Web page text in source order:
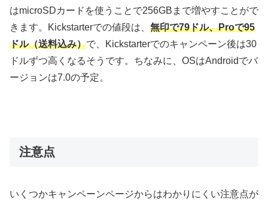
はmicroSDカードを使うことで256GBまで増やすことがで
きます。Kickstarterでの値段は、 無印で79ドル、Proで95
ドル（送料込み）で、Kickstarterでのキャンペーン後は30
ドルずつ高くなるそうです。ちなみに、OSはAndroidでバ
ージョンは7.0の予定。
注意点
いくつかキャンペーンページからはわかりにくい注意点が